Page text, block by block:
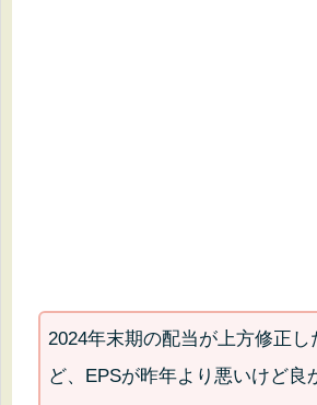
2024年末期の配当が上方修正し
ど、EPSが昨年より悪いけど良